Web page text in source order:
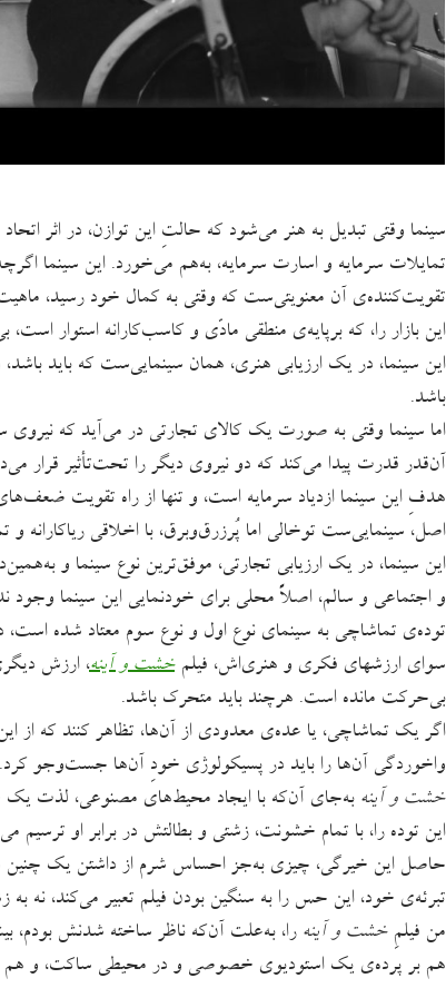
سینما وقتی تبدیل به هنر می‌شود که حالتِ این توازن، در اثر
تمایلات سرمایه و اسارت سرمایه، به‌هم می‌خورد. این سینما
تقویت‌کننده‌ی آن معنویتی‌ست که وقتی به کمال خود رسید،
این بازار را، که برپایه‌ی منطقی مادّی و کاسب‌کارانه استوار
این سینما، در یک ارزیابی هنری، همان سینمایی‌ست که باید
باشد.
اما سینما وقتی به صورت یک کالای تجارتی در می‌آید که نیروی
آن‌قدر قدرت پیدا می‌کند که دو نیروی دیگر را تحت‌تأثیر قرار
هدفِ این سینما ازدیاد سرمایه است، و تنها از راه تقویت
اصل، سینمایی‌ست توخالی اما پُرزرق‌وبرق، با اخلاقی ریاکارانه و
این سینما، در یک ارزیابی تجارتی، موفق‌ترین نوع سینما و
و اجتماعی و سالم، اصلاً محلی برای خودنمایی این سینما وجود
توده‌ی تماشاچی به سینمای نوع اول و نوع سوم معتاد شده است،
سوای ارزشهای فکری و هنری‌اش، فیلمخشت و آینه، ارزش
بی‌حرکت مانده است. هرچند باید متحرک باشد.
اگر یک تماشاچی، یا عده‌ی معدودی از آن‌ها، تظاهر کنند که از
واخوردگی آن‌ها را باید در پسیکولوژی خودِ آن‌ها جست‌وجو کرد.
خشت و آینه به‌جای آن‌که با ایجاد محیط‌های مصنوعی، لذت
این توده را، با تمام خشونت، زشتی و بطالتش در برابر او
حاصل این خیرگی، چیزی به‌جز احساس شرم از داشتن یک چنین
تبرئه‌ی خود، این حس را به سنگین بودن فیلم تعبیر می‌کند، نه به
من فیلمِخشت و آینه را، به‌علت آن‌که ناظر ساخته شدنش بودم،
هم بر پرده‌ی یک استودیوی خصوصی و در محیطی ساکت، و هم